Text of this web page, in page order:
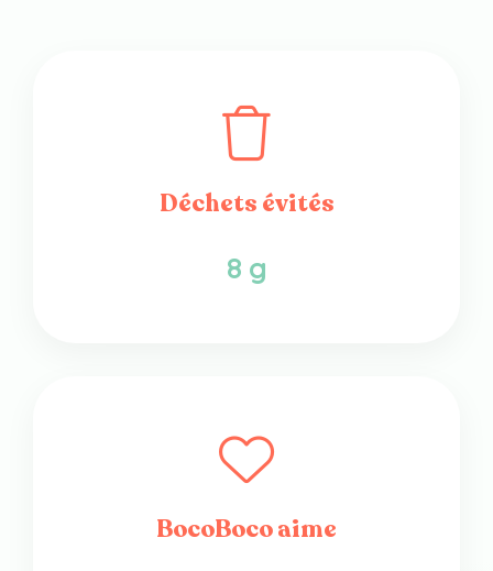
Déchets évités
8 g
BocoBoco aime